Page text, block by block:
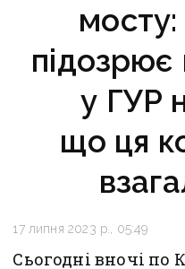
підозрює
у ГУР
що ця
17 липня 2023 р., 05:49
Сьогодні вночі